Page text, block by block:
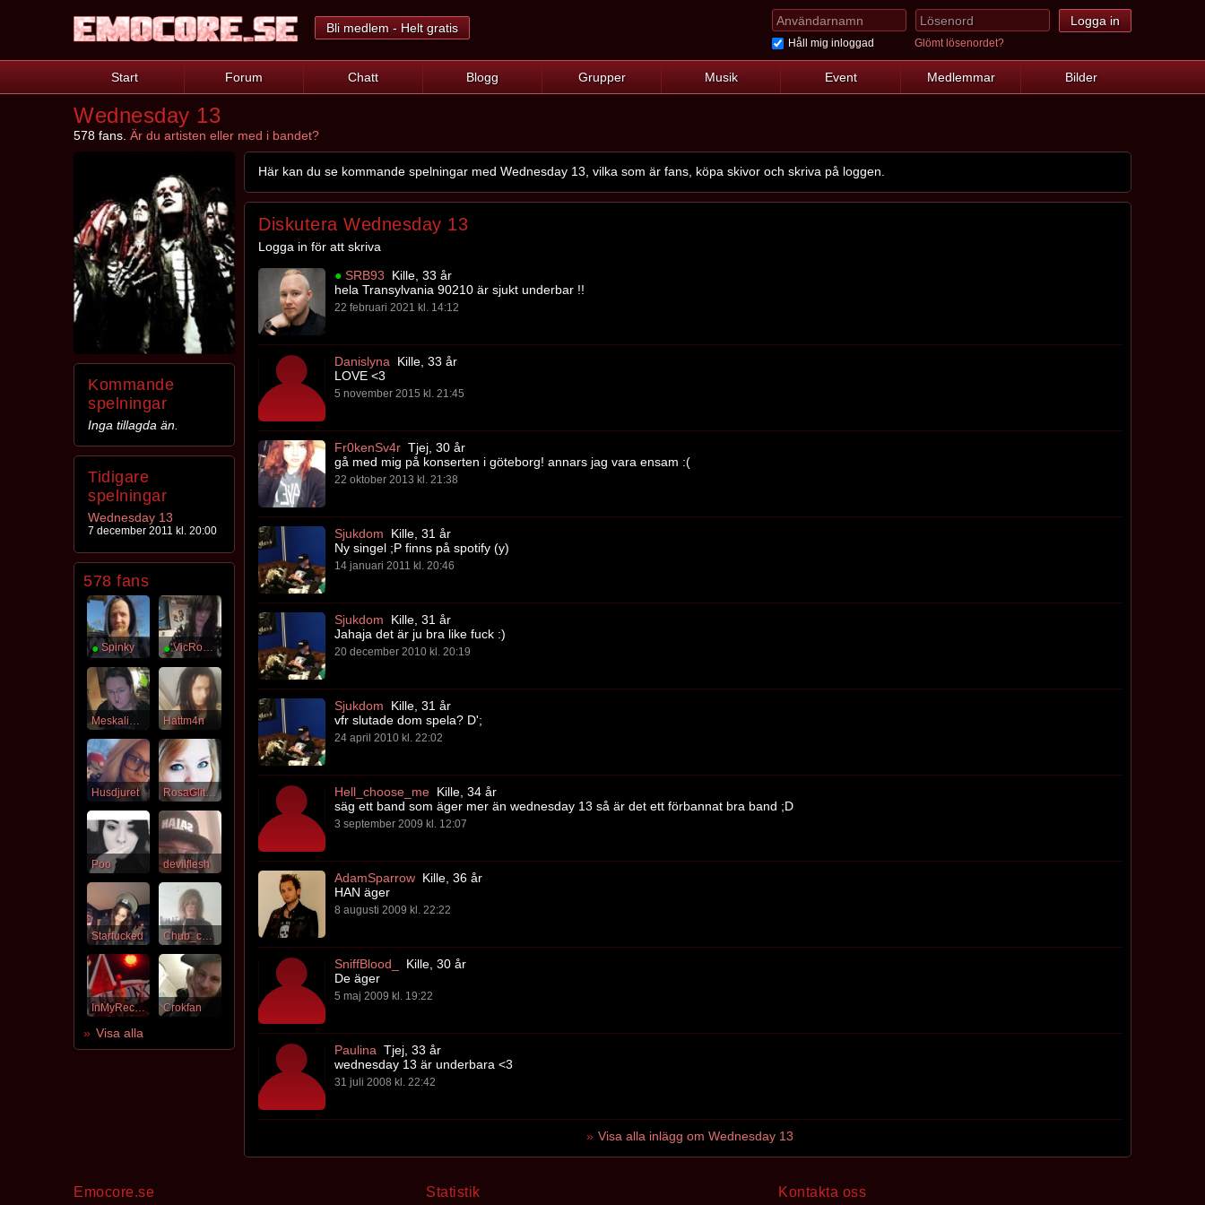
Bli medlem - Helt gratis
Håll mig inloggad Glömt lösenordet?
Start Forum Chatt Blogg Grupper Musik Event Medlemmar Bilder
Wednesday 13
578 fans. Är du artisten eller med i bandet?
Kommande
spelningar
Inga tillagda än.
Tidigare
spelningar
Wednesday 13
7 december 2011 kl. 20:00
578 fans
● Spinky ●VicRocks
Hattm4n
Husdjuret RosaGlitter
Poo devilflesh
Starfucked
InMyRecovery Crokfan
Visa alla
Här kan du se kommande spelningar med Wednesday 13, vilka som är fans, köpa skivor och skriva på loggen.
Diskutera Wednesday 13
Logga in för att skriva
● SRB93
Kille, 33 år
hela Transylvania 90210 är sjukt underbar !!
22 februari 2021 kl. 14:12
Danislyna
Kille, 33 år
LOVE <3
5 november 2015 kl. 21:45
Fr0kenSv4r Tjej, 30 år
gå med mig på konserten i göteborg! annars jag vara ensam :(
22 oktober 2013 kl. 21:38
Sjukdom
Kille, 31 år
Ny singel ;P finns på spotify (y)
14 januari 2011 kl. 20:46
Sjukdom
Kille, 31 år
Jahaja det är ju bra like fuck :)
20 december 2010 kl. 20:19
Sjukdom
Kille, 31 år
vfr slutade dom spela? D';
24 april 2010 kl. 22:02
Hell_choose_me Kille, 34 år
säg ett band som äger mer än wednesday 13 så är det ett förbannat bra band ;D
3 september 2009 kl. 12:07
AdamSparrow Kille, 36 år
HAN äger
8 augusti 2009 kl. 22:22
SniffBlood_
Kille, 30 år
De äger
5 maj 2009 kl. 19:22
Paulina Tjej, 33 år
wednesday 13 är underbara <3
31 juli 2008 kl. 22:42
Visa alla inlägg om Wednesday 13
Emocore.se Statistik Kontakta oss